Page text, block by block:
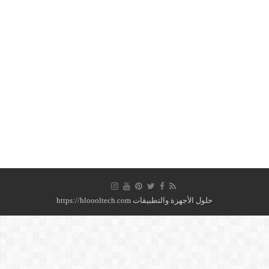
حلول الأجهزة والتطبيقات https://hloooltech.com